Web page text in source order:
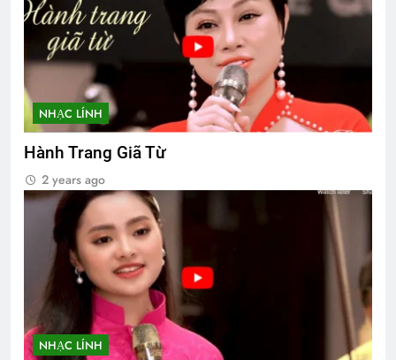
NHẠC LÍNH
Hành Trang Giã Từ
2 years ago
NHẠC LÍNH